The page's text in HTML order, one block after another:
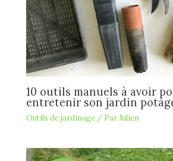
10 outils manuels à avoir
entretenir son jardin
Outils de jardinage/ ParJulien